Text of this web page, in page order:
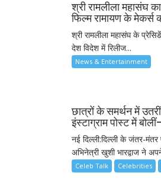
श्री रामलीला महासंघ
फिल्म रामायण के मेकर्स
श्री रामलीला महासंघ के
देश विदेश में रिलीज...
News & Entertainment
छात्रों के समर्थन में
इंस्टाग्राम पोस्ट में
नई दिल्ली:दिल्ली के जंतर-मंतर
अभिनेत्री खुशी भारद्वाज ने
Celeb Talk Celebrities